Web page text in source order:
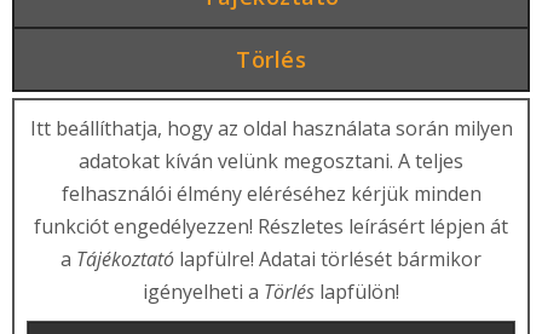
Törlés
Itt beállíthatja, hogy az oldal használata során milyen
adatokat kíván velünk megosztani. A teljes
felhasználói élmény eléréséhez kérjük minden
funkciót engedélyezzen! Részletes leírásért lépjen át
a Tájékoztató lapfülre! Adatai törlését bármikor
igényelheti a Törlés lapfülön!